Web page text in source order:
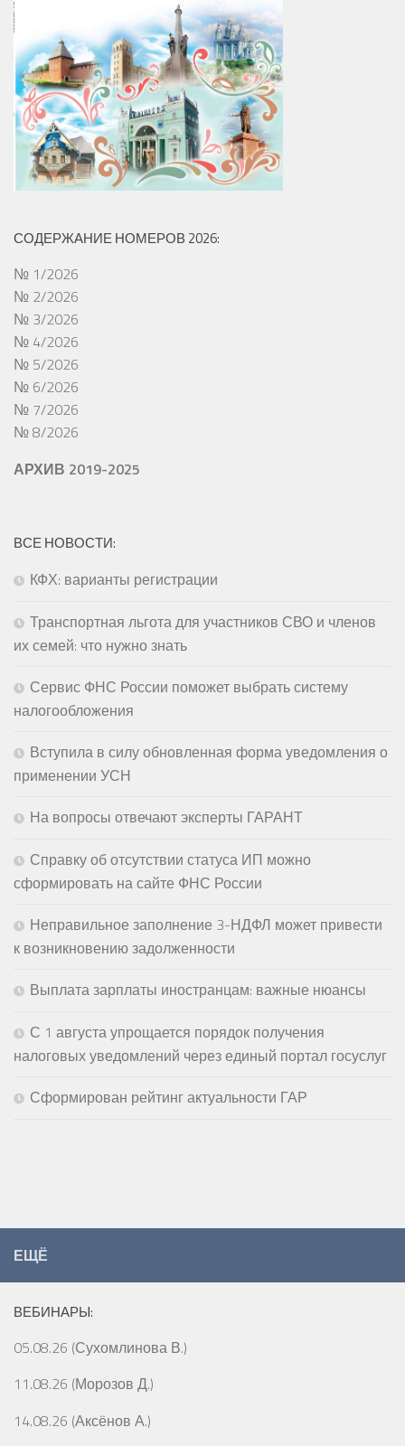
СОДЕРЖАНИЕ НОМЕРОВ 2026:
№ 1/2026
№ 2/2026
№ 3/2026
№ 4/2026
№ 5/2026
№ 6/2026
№ 7/2026
№ 8/2026
АРХИВ 2019-2025
ВСЕ НОВОСТИ:
КФХ: варианты регистрации
Транспортная льгота для участников СВО и членов
их семей: что нужно знать
Сервис ФНС России поможет выбрать систему
налогообложения
Вступила в силу обновленная форма уведомления о
применении УСН
На вопросы отвечают эксперты ГАРАНТ
Справку об отсутствии статуса ИП можно
сформировать на сайте ФНС России
Неправильное заполнение 3-НДФЛ может привести
к возникновению задолженности
Выплата зарплаты иностранцам: важные нюансы
С 1 августа упрощается порядок получения
налоговых уведомлений через единый портал госуслуг
Сформирован рейтинг актуальности ГАР
ЕЩЁ
ВЕБИНАРЫ:
05.08.26 (Сухомлинова В.)
11.08.26 (Морозов Д.)
14.08.26 (Аксёнов А.)